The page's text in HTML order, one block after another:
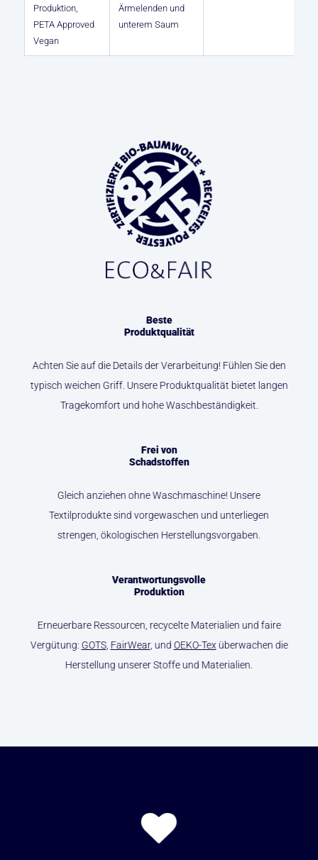
Produktion,
PETA Approved
Vegan
Ärmelenden und
unterem Saum
Beste
Produktqualität
Achten Sie auf die Details der Verarbeitung! Fühlen Sie den
typisch weichen Griff. Unsere Produktqualität bietet langen
Tragekomfort und hohe Waschbeständigkeit.
Frei von
Schadstoffen
Gleich anziehen ohne Waschmaschine! Unsere
Textilprodukte sind vorgewaschen und unterliegen
strengen, ökologischen Herstellungsvorgaben.
Verantwortungsvolle
Produktion
Erneuerbare Ressourcen, recycelte Materialien und faire
Vergütung: GOTS, FairWear, und OEKO-Texüberwachen die
Herstellung unserer Stoffe und Materialien.